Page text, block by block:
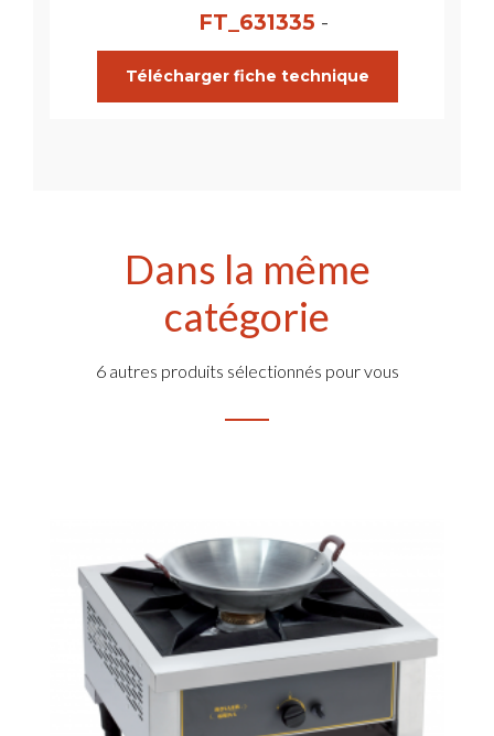
FT_631335 -
Télécharger fiche technique
Dans la même
catégorie
6 autres produits sélectionnés pour vous